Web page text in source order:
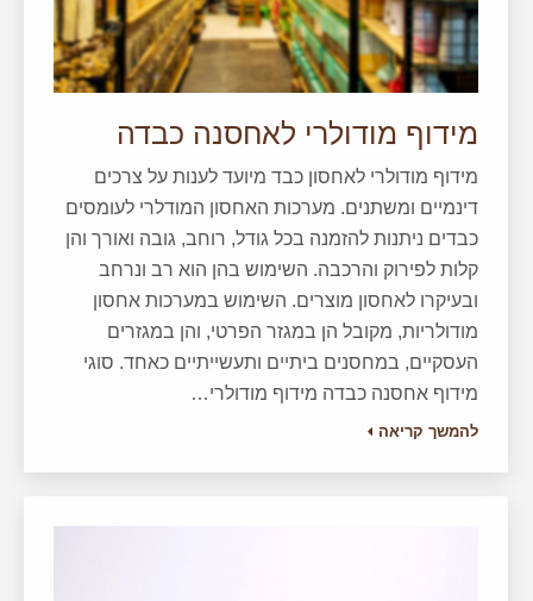
מידוף מודולרי לאחסנה כבדה
מידוף מודולרי לאחסון כבד מיועד לענות על צרכים
דינמיים ומשתנים. מערכות האחסון המודלרי לעומסים
כבדים ניתנות להזמנה בכל גודל, רוחב, גובה ואורך והן
קלות לפירוק והרכבה. השימוש בהן הוא רב ונרחב
ובעיקרו לאחסון מוצרים. השימוש במערכות אחסון
מודולריות, מקובל הן במגזר הפרטי, והן במגזרים
העסקיים, במחסנים ביתיים ותעשייתיים כאחד. סוגי
מידוף אחסנה כבדה מידוף מודולרי…
להמשך קריאה